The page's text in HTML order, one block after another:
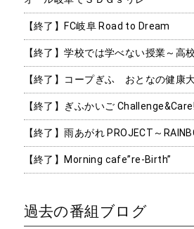
【終了】FC岐阜 Road to Dream
【終了】学校では学べない授業～高
【終了】コープぎふ おとなの健康
【終了】ぎふかいご
【終了】雨あがれ PROJECT～
【終了】Morning cafe”re-Birth”
過去の番組ブログ